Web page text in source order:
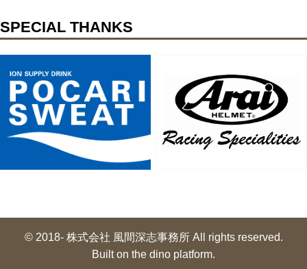
SPECIAL THANKS
© 2018- 株式会社 風間深志事務所 All rights reserved.
Built on the dino platform.